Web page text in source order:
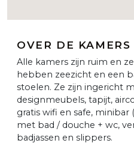
OVER DE KAMERS
Alle kamers zijn ruim en
hebben zeezicht en een
stoelen. Ze zijn ingericht
designmeubels, tapijt,
gratis wifi en safe,
met bad / douche + wc,
badjassen en slippers.